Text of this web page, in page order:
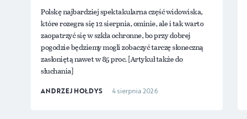
Polskę najbardziej spektakularna część widowiska,
które rozegra się 12 sierpnia, ominie, ale i tak warto
zaopatrzyć się w szkła ochronne, bo przy dobrej
pogodzie będziemy mogli zobaczyć tarczę słoneczną
zasłoniętą nawet w 85 proc. [Artykuł także do
słuchania]
ANDRZEJ HOŁDYS 4 sierpnia 2026